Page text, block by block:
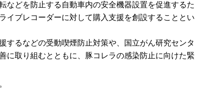
などを防止する自動車内の安全機器設置を促進するた
イブレコーダーに対して購入支援を創設することとい
るなどの受動喫煙防止対策や、国立がん研究センタ
に取り組むとともに、豚コレラの感染防止に向けた緊